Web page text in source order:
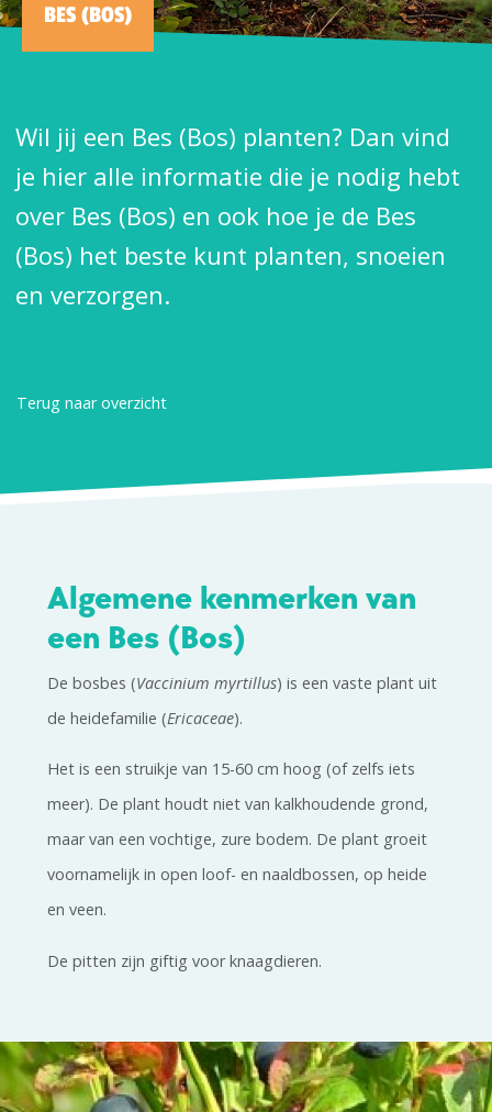
BES (BOS)
Wil jij een Bes (Bos) planten? Dan vind
je hier alle informatie die je nodig hebt
over Bes (Bos) en ook hoe je de Bes
(Bos) het beste kunt planten, snoeien
en verzorgen.
Terug naar overzicht
Algemene kenmerken van
een Bes (Bos)
De bosbes (Vaccinium myrtillus) is een vaste plant uit
de heidefamilie (Ericaceae).
Het is een struikje van 15-60 cm hoog (of zelfs iets
meer). De plant houdt niet van kalkhoudende grond,
maar van een vochtige, zure bodem. De plant groeit
voornamelijk in open loof- en naaldbossen, op heide
en veen.
De pitten zijn giftig voor knaagdieren.